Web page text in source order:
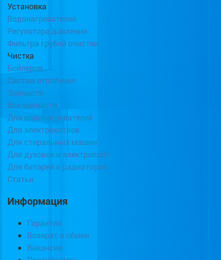
Установка
Водонагревателей
Регулятора давления
Фильтра грубой очистки
Чистка
Бойлеров
Систем отопления
Запчасти
Все запчасти
Для водонагревателей
Для электрокотлов
Для стиральных машин
Для духовок и электроплит
Для батарей и радиаторов
Статьи
Информация
Гарантия
Возврат и обмен
Вакансии